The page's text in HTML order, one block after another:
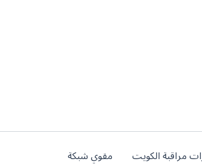
مراقبة الكويت مقوي شبكة